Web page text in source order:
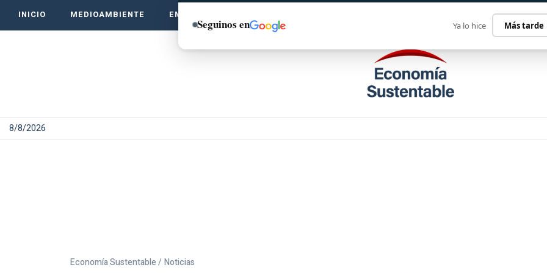
INICIO MEDIOAMBIENTE EMPRENDE VERDE
8/8/2026
Economía Sustentable / Noticias
Seguinos en Ya lo hice Más tarde